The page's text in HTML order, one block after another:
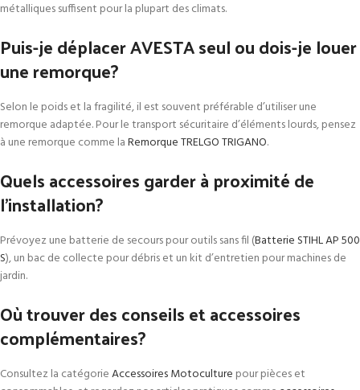
métalliques suffisent pour la plupart des climats.
Puis-je déplacer AVESTA seul ou dois-je louer
une remorque?
Selon le poids et la fragilité, il est souvent préférable d’utiliser une
remorque adaptée. Pour le transport sécuritaire d’éléments lourds, pensez
à une remorque comme laRemorque TRELGO TRIGANO.
Quels accessoires garder à proximité de
l’installation?
Prévoyez une batterie de secours pour outils sans fil (Batterie STIHL AP 500
S), un bac de collecte pour débris et un kit d’entretien pour machines de
jardin.
Où trouver des conseils et accessoires
complémentaires?
Consultez la catégorieAccessoires Motoculture pour pièces et